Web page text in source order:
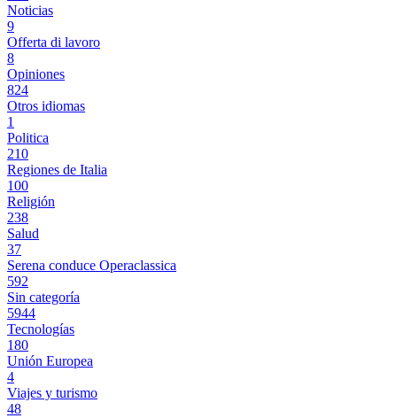
Noticias
9
Offerta di lavoro
8
Opiniones
824
Otros idiomas
1
Politica
210
Regiones de Italia
100
Religión
238
Salud
37
Serena conduce Operaclassica
592
Sin categoría
5944
Tecnologías
180
Unión Europea
4
Viajes y turismo
48